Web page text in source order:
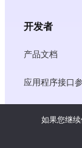
开发者
产品文档
应用程序接口
如果您继